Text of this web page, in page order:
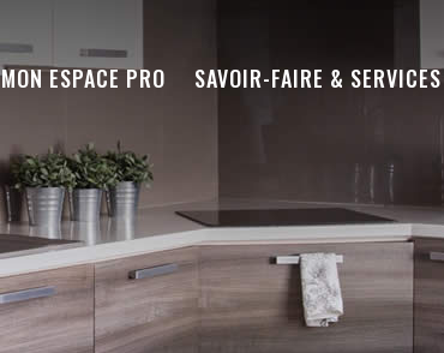
MON ESPACE PRO SAVOIR-FAIRE & SERVICES